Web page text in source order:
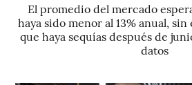
El promedio del mercado
haya sido menor al 13% anual,
que haya sequías después de
datos